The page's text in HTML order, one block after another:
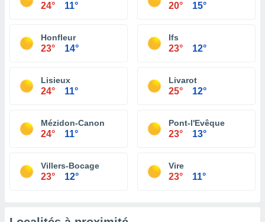
24° 11° 20° 15°
Honfleur
23° 14°
Ifs
23° 12°
Lisieux
24° 11°
Livarot
25° 12°
Mézidon-Canon
24° 11°
Pont-l'Evêque
23° 13°
Villers-Bocage
23° 12°
Vire
23° 11°